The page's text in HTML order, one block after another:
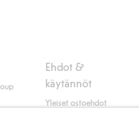
Ehdot &
käytännöt
Yleiset ostoehdot